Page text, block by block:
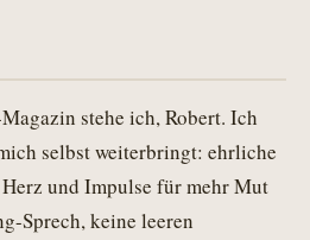
stehe ich, Robert. Ich
selbst weiterbringt: ehrliche
und Impulse für mehr Mut
Sprech, keine leeren